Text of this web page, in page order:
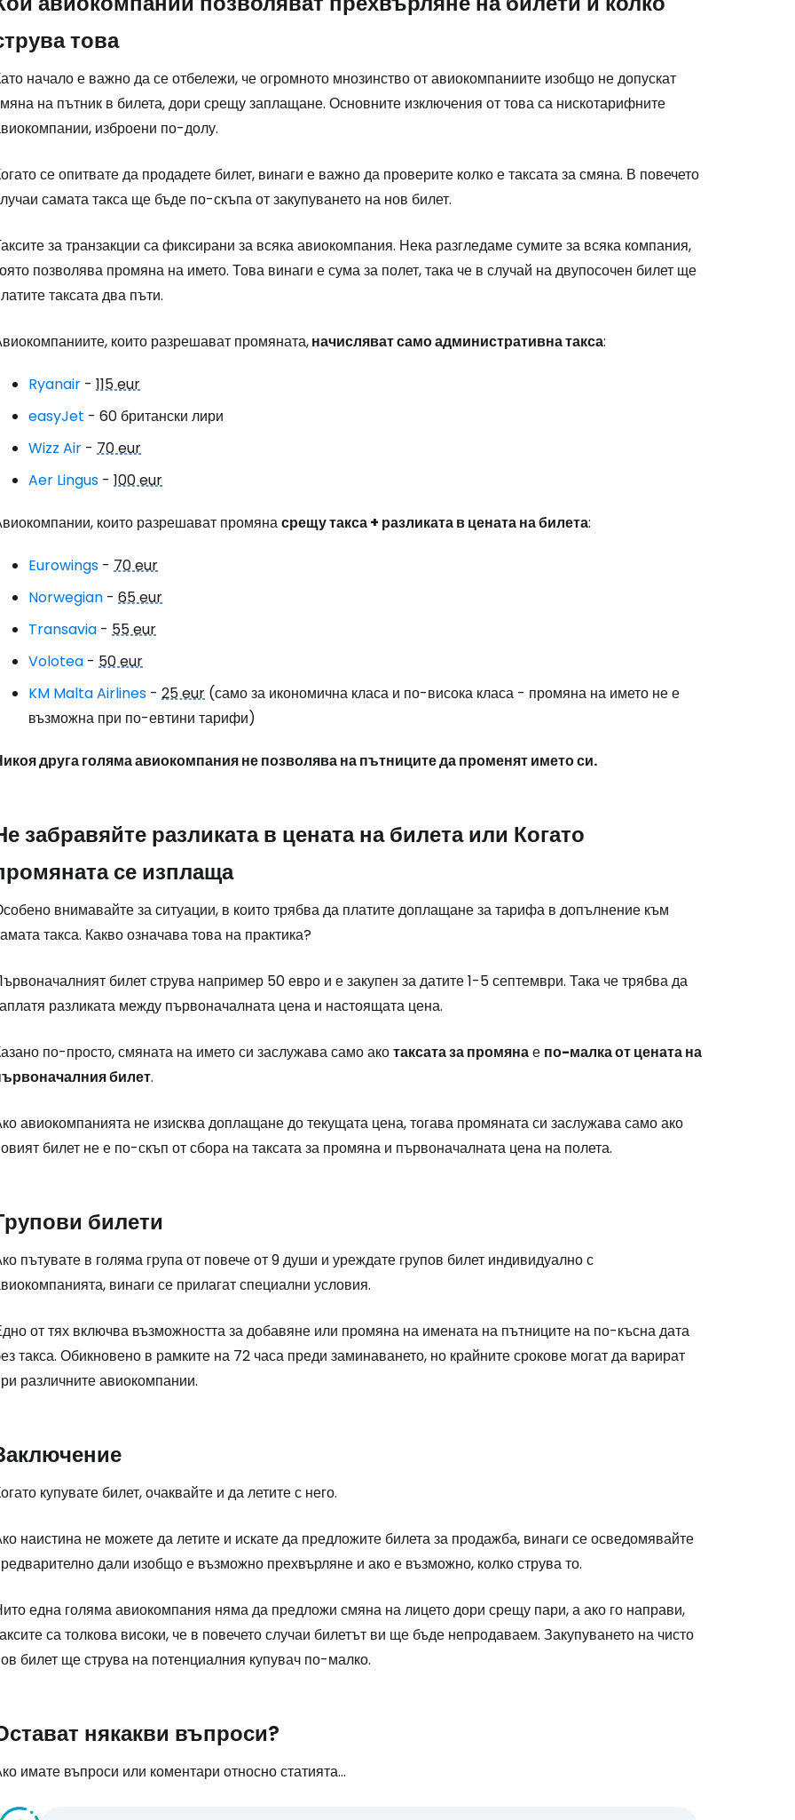
това
начало е важно да се отбележи, че огромното мнозинство от авиокомпаниите изобщо не допускат
на пътник в билета, дори срещу заплащане. Основните изключения от това са нискотарифните
изброени по-долу.
се опитвате да продадете билет, винаги е важно да проверите колко е таксата за смяна. В повечето
самата такса ще бъде по-скъпа от закупуването на нов билет.
за транзакции са фиксирани за всяка авиокомпания. Нека разгледаме сумите за всяка компания,
позволява промяна на името. Това винаги е сума за полет, така че в случай на двупосочен билет ще
таксата два пъти.
които разрешават промяната,начисляват само административна такса:
Ryanair - 115 eur
easyJet - 60 британски лири
Wizz Air - 70 eur
Aer Lingus - 100 eur
които разрешават промянасрещу такса + разликата в цената на билета:
Eurowings - 70 eur
Norwegian - 65 eur
Transavia - 55 eur
Volotea - 50 eur
KM Malta Airlines - 25 eur (само за икономична класа и по-висока класа - промяна на името не е
възможна при по-евтини тарифи)
друга голяма авиокомпания не позволява на пътниците да променят името си.
забравяйте разликата в цената на билета или Когато
се изплаща
внимавайте за ситуации, в които трябва да платите доплащане за тарифа в допълнение към
такса. Какво означава това на практика?
билет струва например 50 евро и е закупен за датите 1-5 септември. Така че трябва да
разликата между първоначалната цена и настоящата цена.
по-просто, смяната на името си заслужава само акотаксата за промянае по-малка от цената на
билет.
авиокомпанията не изисква доплащане до текущата цена, тогава промяната си заслужава само ако
билет не е по-скъп от сбора на таксата за промяна и първоначалната цена на полета.
билети
пътувате в голяма група от повече от 9 души и уреждате групов билет индивидуално с
винаги се прилагат специални условия.
от тях включва възможността за добавяне или промяна на имената на пътниците на по-късна дата
такса. Обикновено в рамките на 72 часа преди заминаването, но крайните срокове могат да варират
различните авиокомпании.
купувате билет, очаквайте и да летите с него.
наистина не можете да летите и искате да предложите билета за продажба, винаги се осведомявайте
дали изобщо е възможно прехвърляне и ако е възможно, колко струва то.
една голяма авиокомпания няма да предложи смяна на лицето дори срещу пари, а ако го направи,
са толкова високи, че в повечето случаи билетът ви ще бъде непродаваем. Закупуването на чисто
билет ще струва на потенциалния купувач по-малко.
някакви въпроси?
имате въпроси или коментари относно статията...
Влезте в Cestee